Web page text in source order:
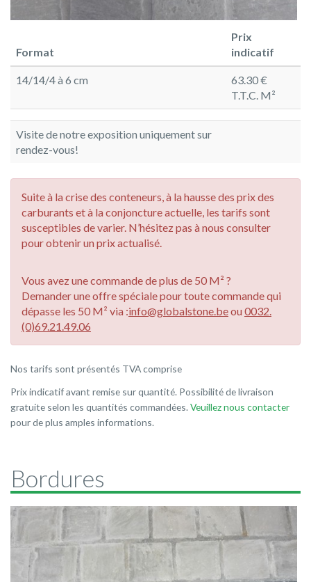
Format
Prix
indicatif
14/14/4 à 6 cm
63.30 €
T.T.C. M²
Visite de notre exposition uniquement sur
rendez-vous!
Suite à la crise des conteneurs, à la hausse des prix des
carburants et à la conjoncture actuelle, les tarifs sont
susceptibles de varier. N’hésitez pas à nous consulter
pour obtenir un prix actualisé.
Vous avez une commande de plus de 50 M² ?
Demander une offre spéciale pour toute commande qui
dépasse les 50 M² via :info@globalstone.beou 0032.
(0)69.21.49.06
Nos tarifs sont présentés TVA comprise
Prix indicatif avant remise sur quantité. Possibilité de livraison
gratuite selon les quantités commandées. Veuillez nous contacter
pour de plus amples informations.
Bordures